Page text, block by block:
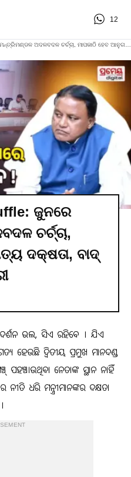
12
ଜୁନରେ
ଚର୍ଚ୍ଚା,
ଦକ୍ଷତା, ବାଦ୍
ଭଲ, ସିଏ ରହିବେ । ଯିଏ
ହେଉଛି ଦ୍ୱିତୀୟ ପ୍ରମୁଖ ମାନଦଣ୍ଡ
ପହଞ୍ଚାଉଥିବା ନେତାଙ୍କ ସ୍ଥାନ ନାହିଁ
ଧରି ମନ୍ତ୍ରୀମାନଙ୍କର ଦକ୍ଷତା